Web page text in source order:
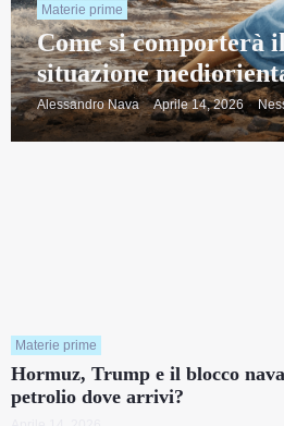
Materie prime
Come si comporterà
situazione
Alessandro Nava Aprile 14, 2026
Materie prime
Hormuz, Trump e il blocco
petrolio dove arrivi?